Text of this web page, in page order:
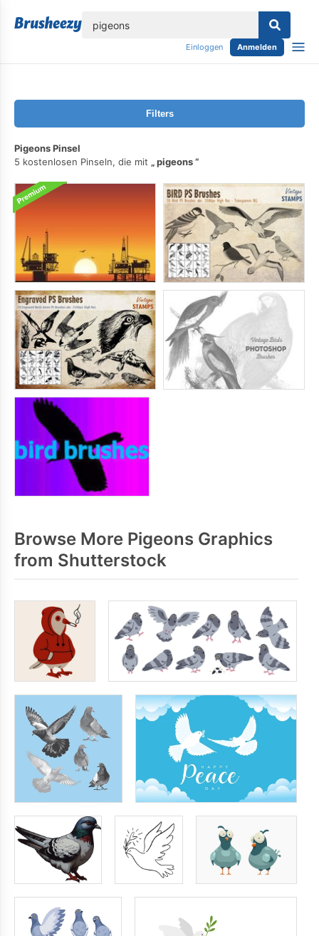
Einloggen Anmelden
Filters
Pigeons Pinsel
5 kostenlosen Pinseln, die mit
pigeons
Browse More Pigeons Graphics
from Shutterstock